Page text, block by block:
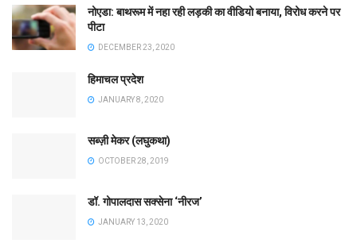
नोएडा: बाथरूम में नहा रही लड़की का वीडियो बनाया, विरोध करने पर
पीटा
DECEMBER 23, 2020
हिमाचल प्रदेश
JANUARY 8, 2020
सब्ज़ी मेकर (लघुकथा)
OCTOBER 28, 2019
डॉ. गोपालदास सक्सेना ‘नीरज’
JANUARY 13, 2020